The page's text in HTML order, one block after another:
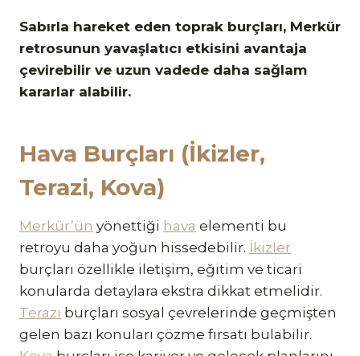
Sabırla hareket eden toprak burçları, Merkür
retrosunun yavaşlatıcı etkisini avantaja
çevirebilir ve uzun vadede daha sağlam
kararlar alabilir.
Hava Burçları (İkizler,
Terazi, Kova)
Merkür’ün yönettiği hava elementi bu
retroyu daha yoğun hissedebilir. İkizler
burçları özellikle iletişim, eğitim ve ticari
konularda detaylara ekstra dikkat etmelidir.
Terazi burçları sosyal çevrelerinde geçmişten
gelen bazı konuları çözme fırsatı bulabilir.